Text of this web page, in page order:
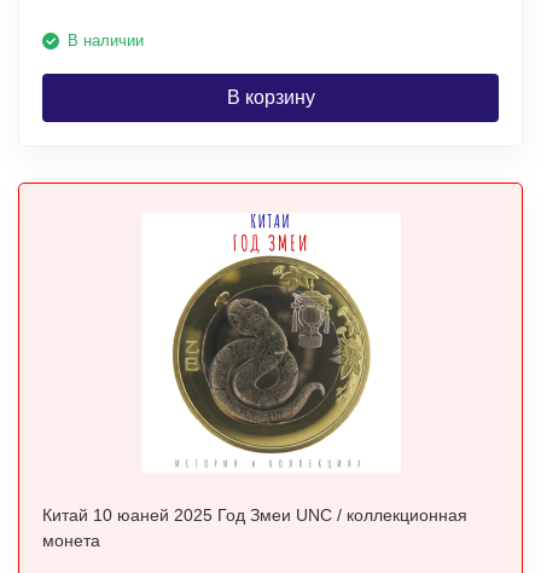
В наличии
В корзину
Китай 10 юаней 2025 Год Змеи UNC / коллекционная
монета